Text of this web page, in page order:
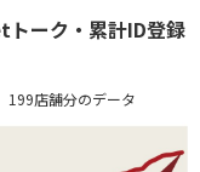
トーク・累計ID登録
199店舗分のデータ